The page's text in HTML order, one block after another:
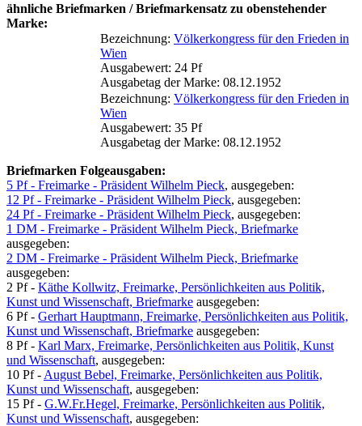
ähnliche Briefmarken / Briefmarkensatz zu obenstehender
Marke:
Bezeichnung: Völkerkongress für den Frieden in
Wien
Ausgabewert: 24 Pf
Ausgabetag der Marke: 08.12.1952
Bezeichnung: Völkerkongress für den Frieden in
Wien
Ausgabewert: 35 Pf
Ausgabetag der Marke: 08.12.1952
Briefmarken Folgeausgaben:
5 Pf - Freimarke - Präsident Wilhelm Pieck, ausgegeben:
12 Pf - Freimarke - Präsident Wilhelm Pieck, ausgegeben:
24 Pf - Freimarke - Präsident Wilhelm Pieck, ausgegeben:
1 DM - Freimarke - Präsident Wilhelm Pieck, Briefmarke
ausgegeben:
2 DM - Freimarke - Präsident Wilhelm Pieck, Briefmarke
ausgegeben:
2 Pf - Käthe Kollwitz, Freimarke, Persönlichkeiten aus Politik,
Kunst und Wissenschaft, Briefmarke ausgegeben:
6 Pf - Gerhart Hauptmann, Freimarke, Persönlichkeiten aus Politik,
Kunst und Wissenschaft, Briefmarke ausgegeben:
8 Pf - Karl Marx, Freimarke, Persönlichkeiten aus Politik, Kunst
und Wissenschaft, ausgegeben:
10 Pf - August Bebel, Freimarke, Persönlichkeiten aus Politik,
Kunst und Wissenschaft, ausgegeben:
15 Pf - G.W.Fr.Hegel, Freimarke, Persönlichkeiten aus Politik,
Kunst und Wissenschaft, ausgegeben: